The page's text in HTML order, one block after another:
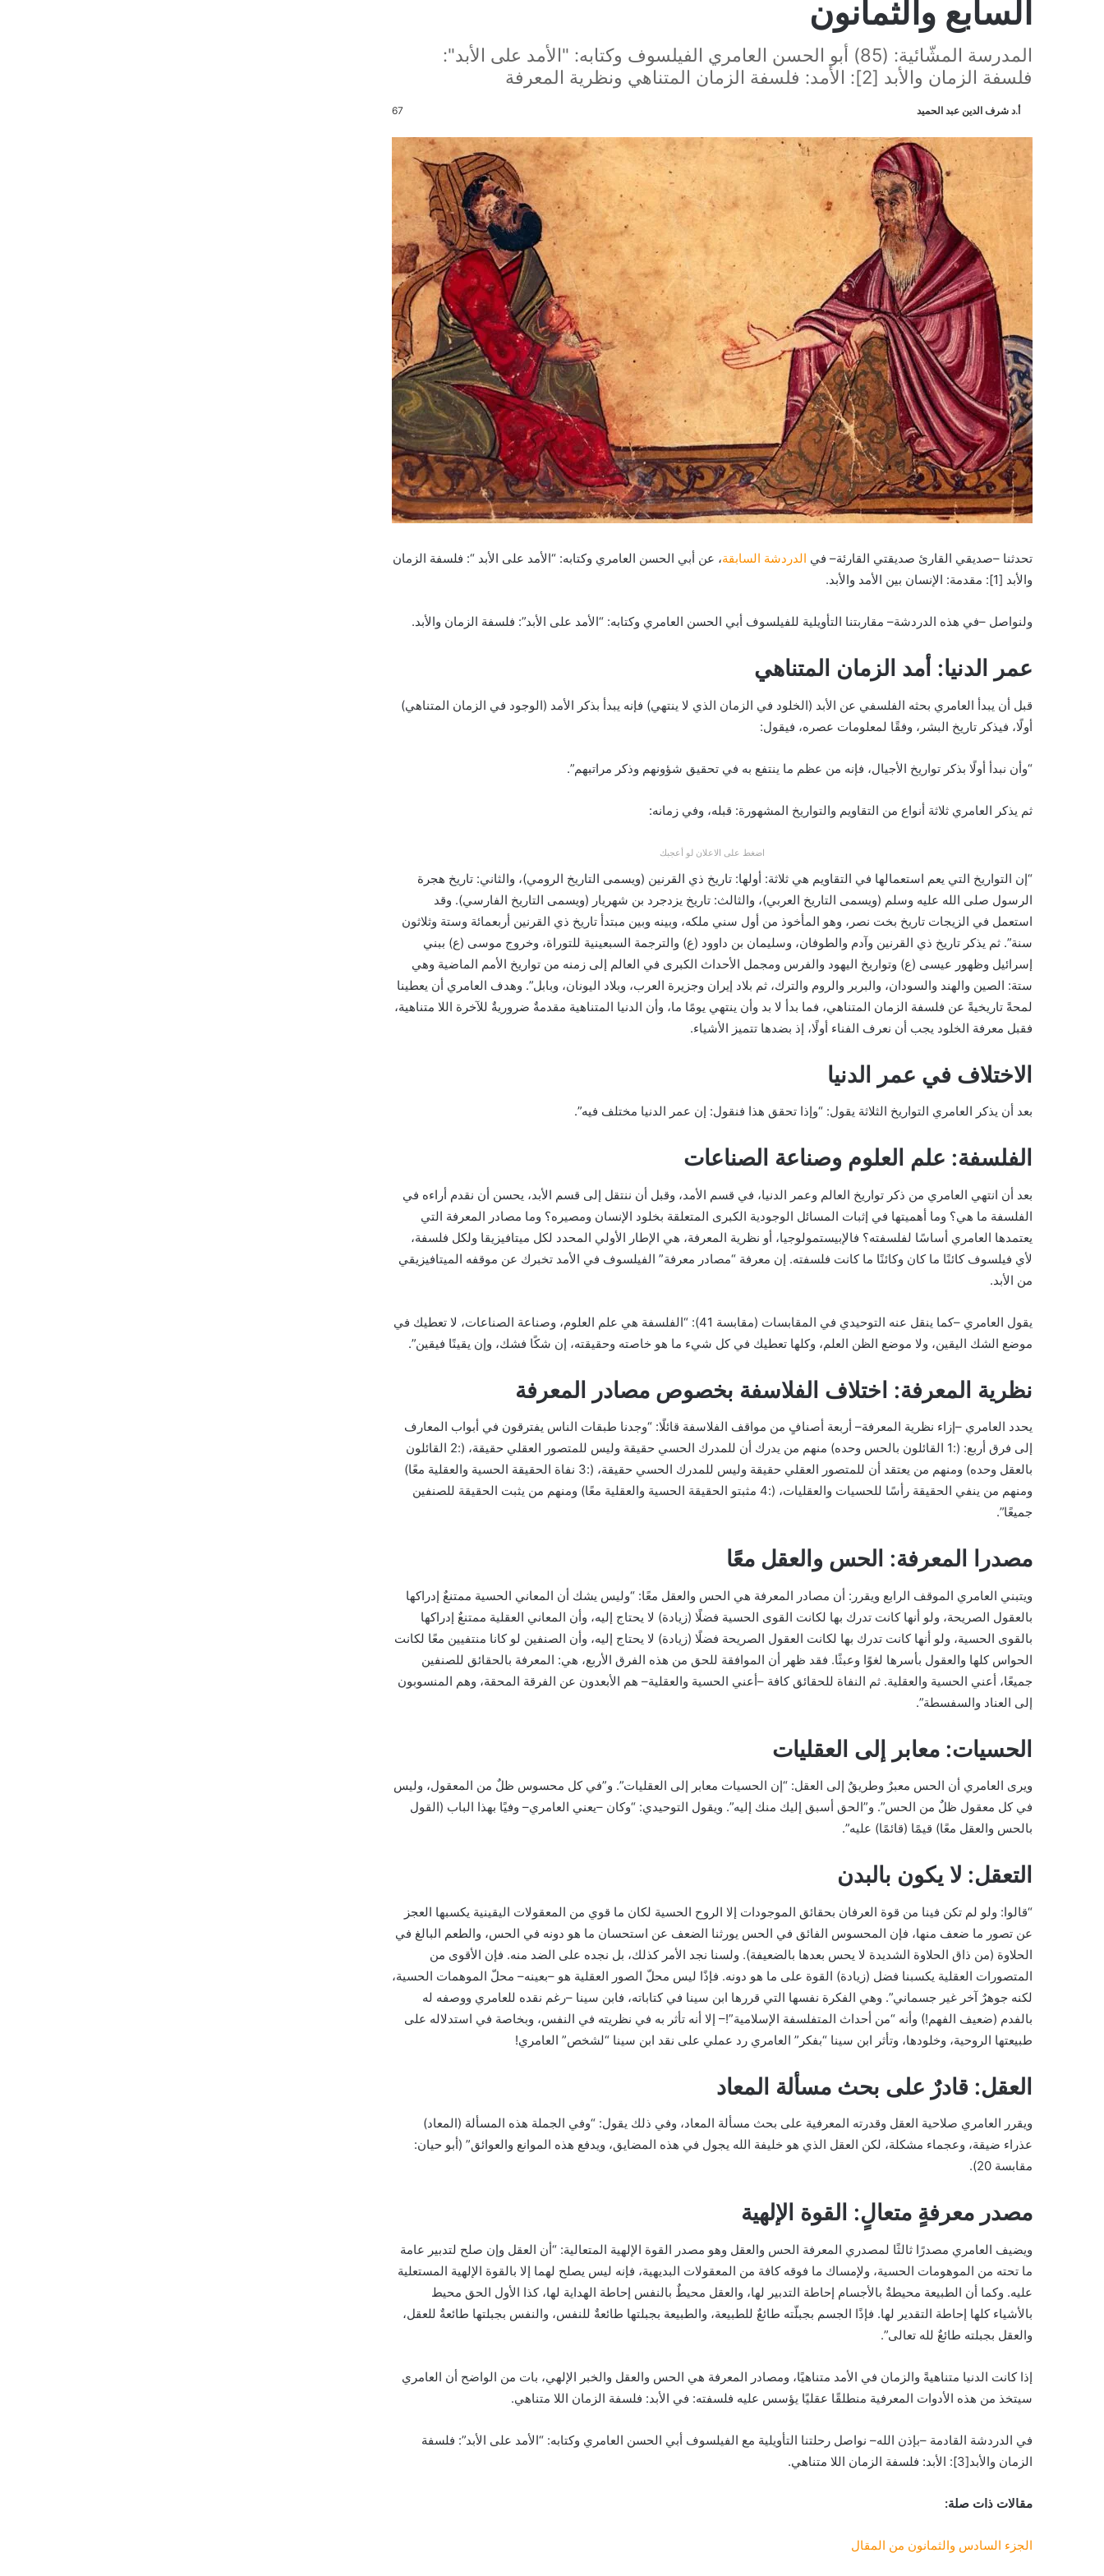
السابع والثمانون
المدرسة المشّائية: (85) أبو الحسن العامري الفيلسوف وكتابه: "الأمد على الأبد":
فلسفة الزمان والأبد [2]: الأمد: فلسفة الزمان المتناهي ونظرية المعرفة
أ.د شرف الدين عبد الحميد 67
تحدثنا –صديقي القارئ صديقتي القارئة– في الدردشة السابقة، عن أبي الحسن العامري وكتابه: “الأمد على الأبد “: فلسفة الزمان
والأبد [1]: مقدمة: الإنسان بين الأمد والأبد.
ولنواصل –في هذه الدردشة– مقاربتنا التأويلية للفيلسوف أبي الحسن العامري وكتابه: “الأمد على الأبد”: فلسفة الزمان والأبد.
عمر الدنيا: أمد الزمان المتناهي
قبل أن يبدأ العامري بحثه الفلسفي عن الأبد (الخلود في الزمان الذي لا ينتهي) فإنه يبدأ بذكر الأمد (الوجود في الزمان المتناهي)
أولًا، فيذكر تاريخ البشر، وفقًا لمعلومات عصره، فيقول:
“وأن نبدأ أولًا بذكر تواريخ الأجيال، فإنه من عظم ما ينتفع به في تحقيق شؤونهم وذكر مراتبهم”.
ثم يذكر العامري ثلاثة أنواع من التقاويم والتواريخ المشهورة: قبله، وفي زمانه:
اضغط على الاعلان لو أعجبك
“إن التواريخ التي يعم استعمالها في التقاويم هي ثلاثة: أولها: تاريخ ذي القرنين (ويسمى التاريخ الرومي)، والثاني: تاريخ هجرة
الرسول صلى الله عليه وسلم (ويسمى التاريخ العربي)، والثالث: تاريخ يزدجرد بن شهريار (ويسمى التاريخ الفارسي). وقد
استعمل في الزيجات تاريخ بخت نصر، وهو المأخوذ من أول سني ملكه، وبينه وبين مبتدأ تاريخ ذي القرنين أربعمائة وستة وثلاثون
سنة”. ثم يذكر تاريخ ذي القرنين وآدم والطوفان، وسليمان بن داوود (ع) والترجمة السبعينية للتوراة، وخروج موسى (ع) ببني
إسرائيل وظهور عيسى (ع) وتواريخ اليهود والفرس ومجمل الأحداث الكبرى في العالم إلى زمنه من تواريخ الأمم الماضية وهي
ستة: الصين والهند والسودان، والبربر والروم والترك، ثم بلاد إيران وجزيرة العرب، وبلاد اليونان، وبابل”. وهدف العامري أن يعطينا
لمحةً تاريخيةً عن فلسفة الزمان المتناهي، فما بدأ لا بد وأن ينتهي يومًا ما، وأن الدنيا المتناهية مقدمةٌ ضروريةٌ للآخرة اللا متناهية،
فقبل معرفة الخلود يجب أن نعرف الفناء أولًا، إذ بضدها تتميز الأشياء.
الاختلاف في عمر الدنيا
بعد أن يذكر العامري التواريخ الثلاثة يقول: “وإذا تحقق هذا فنقول: إن عمر الدنيا مختلف فيه”.
الفلسفة: علم العلوم وصناعة الصناعات
بعد أن انتهي العامري من ذكر تواريخ العالم وعمر الدنيا، في قسم الأمد، وقبل أن ننتقل إلى قسم الأبد، يحسن أن نقدم أراءه في
الفلسفة ما هي؟ وما أهميتها في إثبات المسائل الوجودية الكبرى المتعلقة بخلود الإنسان ومصيره؟ وما مصادر المعرفة التي
يعتمدها العامري أساسًا لفلسفته؟ فالإبيستمولوجيا، أو نظرية المعرفة، هي الإطار الأولي المحدد لكل ميتافيزيقا ولكل فلسفة،
لأي فيلسوف كائنًا ما كان وكائنًا ما كانت فلسفته. إن معرفة “مصادر معرفة” الفيلسوف في الأمد تخبرك عن موقفه الميتافيزيقي
من الأبد.
يقول العامري –كما ينقل عنه التوحيدي في المقابسات (مقابسة 41): “الفلسفة هي علم العلوم، وصناعة الصناعات، لا تعطيك في
موضع الشك اليقين، ولا موضع الظن العلم، وكلها تعطيك في كل شيء ما هو خاصته وحقيقته، إن شكًا فشك، وإن يقينًا فيقين”.
نظرية المعرفة: اختلاف الفلاسفة بخصوص مصادر المعرفة
يحدد العامري –إزاء نظرية المعرفة– أربعة أصنافٍ من مواقف الفلاسفة قائلًا: “وجدنا طبقات الناس يفترقون في أبواب المعارف
إلى فرق أربع: (:1 القائلون بالحس وحده) منهم من يدرك أن للمدرك الحسي حقيقة وليس للمتصور العقلي حقيقة، (:2 القائلون
بالعقل وحده) ومنهم من يعتقد أن للمتصور العقلي حقيقة وليس للمدرك الحسي حقيقة، (:3 نفاة الحقيقة الحسية والعقلية معًا)
ومنهم من ينفي الحقيقة رأسًا للحسيات والعقليات، (:4 مثبتو الحقيقة الحسية والعقلية معًا) ومنهم من يثبت الحقيقة للصنفين
جميعًا”.
مصدرا المعرفة: الحس والعقل معًا
ويتبني العامري الموقف الرابع ويقرر: أن مصادر المعرفة هي الحس والعقل معًا: “وليس يشك أن المعاني الحسية ممتنعٌ إدراكها
بالعقول الصريحة، ولو أنها كانت تدرك بها لكانت القوى الحسية فضلًا (زيادة) لا يحتاج إليه، وأن المعاني العقلية ممتنعٌ إدراكها
بالقوى الحسية، ولو أنها كانت تدرك بها لكانت العقول الصريحة فضلًا (زيادة) لا يحتاج إليه، وأن الصنفين لو كانا منتفيين معًا لكانت
الحواس كلها والعقول بأسرها لغوًا وعبثًا. فقد ظهر أن الموافقة للحق من هذه الفرق الأربع، هي: المعرفة بالحقائق للصنفين
جميعًا، أعني الحسية والعقلية. ثم النفاة للحقائق كافة –أعني الحسية والعقلية– هم الأبعدون عن الفرقة المحقة، وهم المنسوبون
إلى العناد والسفسطة”.
الحسيات: معابر إلى العقليات
ويرى العامري أن الحس معبرٌ وطريقٌ إلى العقل: “إن الحسيات معابر إلى العقليات”. و”في كل محسوس ظلٌ من المعقول، وليس
في كل معقول ظلٌ من الحس”. و”الحق أسبق إليك منك إليه”. ويقول التوحيدي: “وكان –يعني العامري– وفيًا بهذا الباب (القول
بالحس والعقل معًا) قيمًا (قائمًا) عليه”.
التعقل: لا يكون بالبدن
“قالوا: ولو لم تكن فينا من قوة العرفان بحقائق الموجودات إلا الروح الحسية لكان ما قوي من المعقولات اليقينية يكسبها العجز
عن تصور ما ضعف منها، فإن المحسوس الفائق في الحس يورثنا الضعف عن استحسان ما هو دونه في الحس، والطعم البالغ في
الحلاوة (من ذاق الحلاوة الشديدة لا يحس بعدها بالضعيفة). ولسنا نجد الأمر كذلك، بل نجده على الضد منه. فإن الأقوى من
المتصورات العقلية يكسبنا فضل (زيادة) القوة على ما هو دونه. فإذًا ليس محلّ الصور العقلية هو –بعينه– محلّ الموهمات الحسية،
لكنه جوهرٌ آخر غير جسماني”. وهي الفكرة نفسها التي قررها ابن سينا في كتاباته، فابن سينا –رغم نقده للعامري ووصفه له
بالفدم (ضعيف الفهم!) وأنه “من أحداث المتفلسفة الإسلامية”!– إلا أنه تأثر به في نظريته في النفس، وبخاصة في استدلاله على
طبيعتها الروحية، وخلودها، وتأثر ابن سينا “بفكر” العامري رد عملي على نقد ابن سينا “لشخص” العامري!
العقل: قادرٌ على بحث مسألة المعاد
ويقرر العامري صلاحية العقل وقدرته المعرفية على بحث مسألة المعاد، وفي ذلك يقول: “وفي الجملة هذه المسألة (المعاد)
عذراء ضيقة، وعجماء مشكلة، لكن العقل الذي هو خليفة الله يجول في هذه المضايق، ويدفع هذه الموانع والعوائق” (أبو حيان:
مقابسة 20).
مصدر معرفةٍ متعالٍ: القوة الإلهية
ويضيف العامري مصدرًا ثالثًا لمصدري المعرفة الحس والعقل وهو مصدر القوة الإلهية المتعالية: “أن العقل وإن صلح لتدبير عامة
ما تحته من الموهومات الحسية، ولإمساك ما فوقه كافة من المعقولات البديهية، فإنه ليس يصلح لهما إلا بالقوة الإلهية المستعلية
عليه. وكما أن الطبيعة محيطةٌ بالأجسام إحاطة التدبير لها، والعقل محيطٌ بالنفس إحاطة الهداية لها، كذا الأول الحق محيط
بالأشياء كلها إحاطة التقدير لها. فإذًا الجسم بجبلّته طائعٌ للطبيعة، والطبيعة بجبلتها طائعةٌ للنفس، والنفس بجبلتها طائعةٌ للعقل،
والعقل بجبلته طائعٌ لله تعالى”.
إذا كانت الدنيا متناهيةً والزمان في الأمد متناهيًا، ومصادر المعرفة هي الحس والعقل والخبر الإلهي، بات من الواضح أن العامري
سيتخذ من هذه الأدوات المعرفية منطلقًا عقليًا يؤسس عليه فلسفته: في الأبد: فلسفة الزمان اللا متناهي.
في الدردشة القادمة –بإذن الله– نواصل رحلتنا التأويلية مع الفيلسوف أبي الحسن العامري وكتابه: “الأمد على الأبد”: فلسفة
الزمان والأبد[3]: الأبد: فلسفة الزمان اللا متناهي.
مقالات ذات صلة:
الجزء السادس والثمانون من المقال